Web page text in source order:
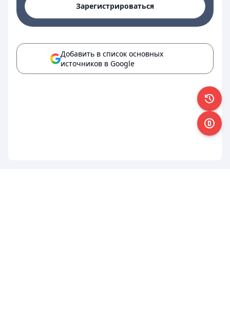
Зарегистрироваться
Добавить в список основных
источников в Google